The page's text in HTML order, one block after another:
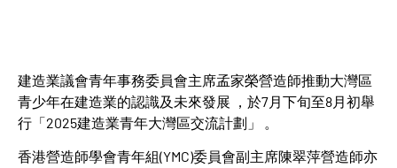
建造業議會青年事務委員會主席孟家榮營造師推動大灣區
青少年在建造業的認識及未來發展 ，於7月下旬至8月初舉
行「2025建造業青年大灣區交流計劃」 。
香港營造師學會青年組(YMC)委員會副主席陳翠萍營造師亦